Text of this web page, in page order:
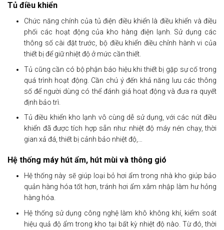
Tủ điều khiển
Chức năng chính của tủ điện điều khiển là điều khiển và điều
phối các hoạt động của kho hàng điện lạnh. Sử dụng các
thông số cài đặt trước, bộ điều khiển điều chỉnh hành vi của
thiết bị để giữ nhiệt độ ở mức cần thiết.
Tủ cũng cần có bộ phận báo hiệu khi thiết bị gặp sự cố trong
quá trình hoạt động. Cần chú ý đến khả năng lưu các thông
số để người dùng có thể đánh giá hoạt động và đưa ra quyết
định bảo trì.
Tủ điều khiển kho lạnh vô cùng dễ sử dụng, với các nút điều
khiển đã được tích hợp sẵn như: nhiệt độ máy nén chạy, thời
gian xả đá, thiết bị cảnh bảo nhiệt độ,…
Hệ thống máy hút ẩm, hút mùi và thông gió
Hệ thống này sẽ giúp loại bỏ hơi ẩm trong nhà kho giúp bảo
quản hàng hóa tốt hơn, tránh hơi ẩm xâm nhập làm hư hỏng
hàng hóa.
Hệ thống sử dụng công nghệ làm khô không khí, kiểm soát
hiệu quả độ ẩm trong kho tại bất kỳ nhiệt độ nào. Từ đó, thời